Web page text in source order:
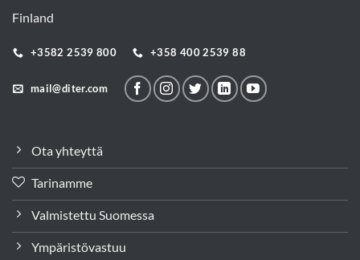
Finland
+3582 2539 800 +358 400 2539 88
mail@diter.com
Ota yhteyttä
Tarinamme
Valmistettu Suomessa
Ympäristövastuu